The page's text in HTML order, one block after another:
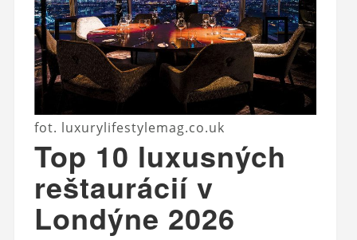
fot. luxurylifestylemag.co.uk
Top 10 luxusných
reštaurácií v
Londýne 2026